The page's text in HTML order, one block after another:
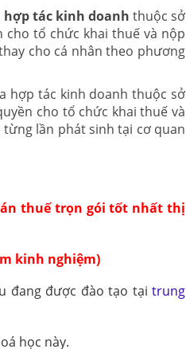
tác kinh doanh thuộc sở
tổ chức khai thuế và nộp
cho cá nhân theo phương
hợp tác kinh doanh thuộc sở
cho tổ chức khai thuế và
lần phát sinh tại cơ quan
thuế trọn gói tốt nhất thị
kinh nghiệm)
đang được đào tạo tạitrung
học này.